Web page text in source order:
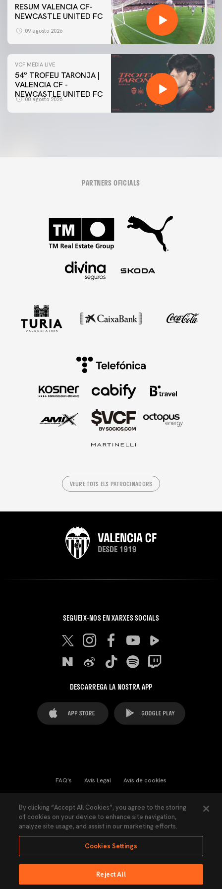
RESUM VALENCIA CF-
NEWCASTLE UNITED FC
09 agosto 2026
VCF MEDIA LIVE
54º TROFEU TARONJA |
VALENCIA CF -
NEWCASTLE UNITED FC
08 agosto 2026
PARTNERS OFICIALS
VEURE TOTS ELS PATROCINADORS
SEGUEIX-NOS EN XARXES SOCIALS
DESCARREGA LA NOSTRA APP
FAQ's Avís Legal Avís de cookies
Llei de Transparència Política de Privacitat
Accessibilitat
Ninguna parte de esta página puede ser reproducida sin el permiso del Valencia
By clicking “Accept All Cookies”, you agree to the storing
of cookies on your device to enhance site navigation,
analyze site usage, and assist in our marketing efforts.
Cookies Settings
Reject All